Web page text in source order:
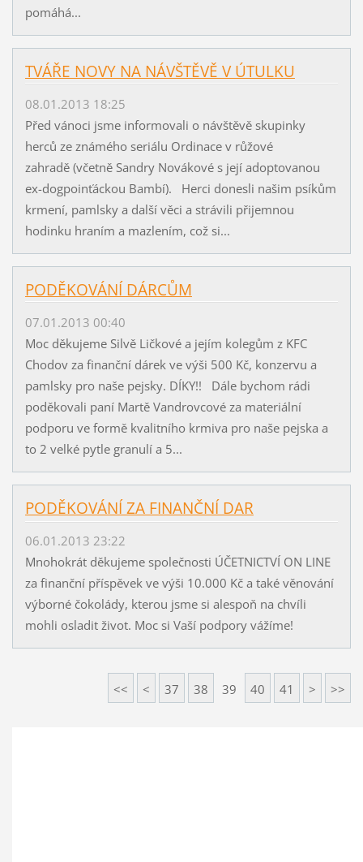
pomáhá...
TVÁŘE NOVY NA NÁVŠTĚVĚ V ÚTULKU
08.01.2013 18:25
Před vánoci jsme informovali o návštěvě skupinky
herců ze známého seriálu Ordinace v růžové
zahradě (včetně Sandry Novákové s její adoptovanou
ex-dogpoinťáckou Bambí). Herci donesli našim psíkům
krmení, pamlsky a další věci a strávili přijemnou
hodinku hraním a mazlením, což si...
PODĚKOVÁNÍ DÁRCŮM
07.01.2013 00:40
Moc děkujeme Silvě Ličkové a jejím kolegům z KFC
Chodov za finanční dárek ve výši 500 Kč, konzervu a
pamlsky pro naše pejsky. DÍKY!! Dále bychom rádi
poděkovali paní Martě Vandrovcové za materiální
podporu ve formě kvalitního krmiva pro naše pejska a
to 2 velké pytle granulí a 5...
PODĚKOVÁNÍ ZA FINANČNÍ DAR
06.01.2013 23:22
Mnohokrát děkujeme společnosti ÚČETNICTVÍ ON LINE
za finanční příspěvek ve výši 10.000 Kč a také věnování
výborné čokolády, kterou jsme si alespoň na chvíli
mohli osladit život. Moc si Vaší podpory vážíme!
<< < 37 38 39 40 41 > >>